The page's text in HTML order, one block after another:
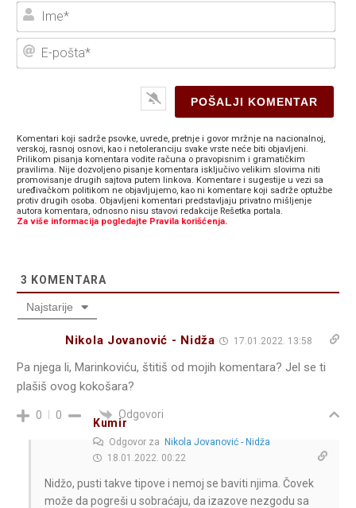
E-
Komentari koji sadrže psovke, uvrede, pretnje i govor mržnje na nacionalnoj,
verskoj, rasnoj osnovi, kao i netoleranciju svake vrste neće biti objavljeni.
Prilikom pisanja komentara vodite računa o pravopisnim i gramatičkim
pravilima. Nije dozvoljeno pisanje komentara isključivo velikim slovima niti
promovisanje drugih sajtova putem linkova. Komentare i sugestije u vezi sa
uređivačkom politikom ne objavljujemo, kao ni komentare koji sadrže optužbe
protiv drugih osoba. Objavljeni komentari predstavljaju privatno mišljenje
autora komentara, odnosno nisu stavovi redakcije Rešetka portala.
Za više informacija pogledajte Pravila korišćenja.
3 KOMENTARA
Najstarije
Nikola Jovanović - Nidža 17.01.2022. 13:58
Pa njega li, Marinkoviću, štitiš od mojih komentara? Jel se ti
plašiš ovog kokošara?
0 0 Odgovori
Kumir
Odgovor za
Nikola Jovanović - Nidža
18.01.2022. 00:22
Nidžo, pusti takve tipove i nemoj se baviti njima. Čovek
može da pogreši u sobraćaju, da izazove nezgodu sa